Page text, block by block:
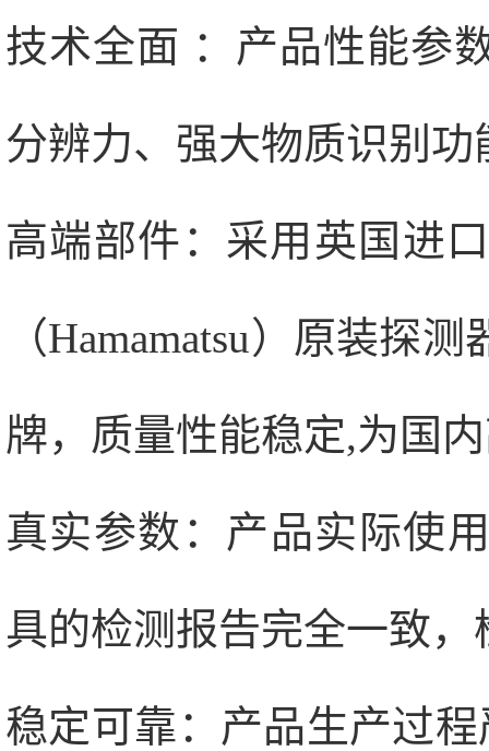
技术全面 ：产品性能参
分辨力、强大物质识别功
高端部件：采用英国进
（Hamamatsu）原装探
牌，质量性能稳定,为国
真实参数：产品实际使
具的检测报告完全一致
稳定可靠：产品生产过